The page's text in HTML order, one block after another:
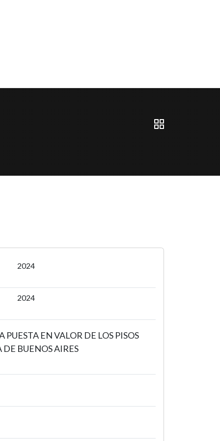
2024
2024
EN VALOR DE LOS PISOS
BUENOS AIRES